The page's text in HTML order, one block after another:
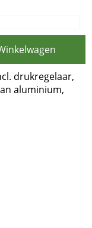
drukregelaar,
aluminium,